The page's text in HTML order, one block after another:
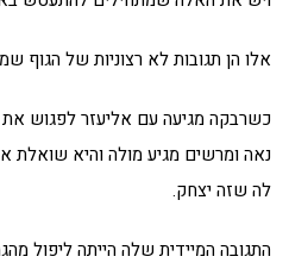
אלו הן תגובות לא רצוניות של הגוף
כשרבקה מגיעה עם אליעזר לפגוש
נאה ומרשים מגיע מולה והיא שואלת
לה שזה יצחק.
התגובה המיידית שלה הייתה ליפול